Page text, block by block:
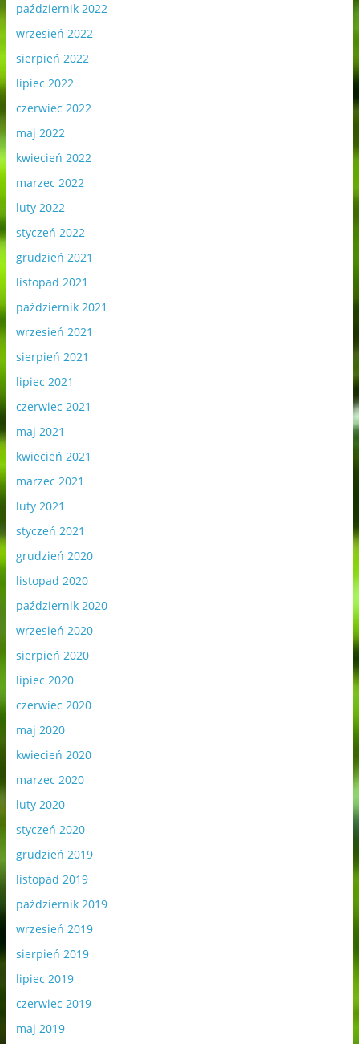
październik 2022
wrzesień 2022
sierpień 2022
lipiec 2022
czerwiec 2022
maj 2022
kwiecień 2022
marzec 2022
luty 2022
styczeń 2022
grudzień 2021
listopad 2021
październik 2021
wrzesień 2021
sierpień 2021
lipiec 2021
czerwiec 2021
maj 2021
kwiecień 2021
marzec 2021
luty 2021
styczeń 2021
grudzień 2020
listopad 2020
październik 2020
wrzesień 2020
sierpień 2020
lipiec 2020
czerwiec 2020
maj 2020
kwiecień 2020
marzec 2020
luty 2020
styczeń 2020
grudzień 2019
listopad 2019
październik 2019
wrzesień 2019
sierpień 2019
lipiec 2019
czerwiec 2019
maj 2019